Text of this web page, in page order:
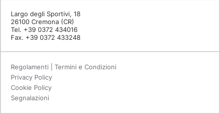
Largo degli Sportivi, 18
26100 Cremona (CR)
Tel. +39 0372 434016
Fax. +39 0372 433248
Regolamenti | Termini e Condizioni
Privacy Policy
Cookie Policy
Segnalazioni